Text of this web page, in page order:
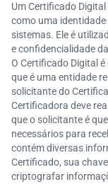
Um Certificado
como uma
sistemas. Ele é
e confidencialidade
O Certificado Digital
que é uma entidade
solicitante do
Certificadora deve
que o solicitante é
necessários para
contém diversas
Certificado, sua
criptografar